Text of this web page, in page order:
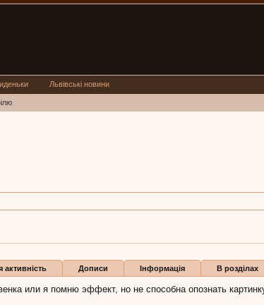
Дописи Інформація В розділах
или я помню эффект, но не способна опознать
Львівські новини